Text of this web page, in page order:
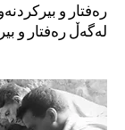
رەفتار و
لەگەڵ رەفتار و